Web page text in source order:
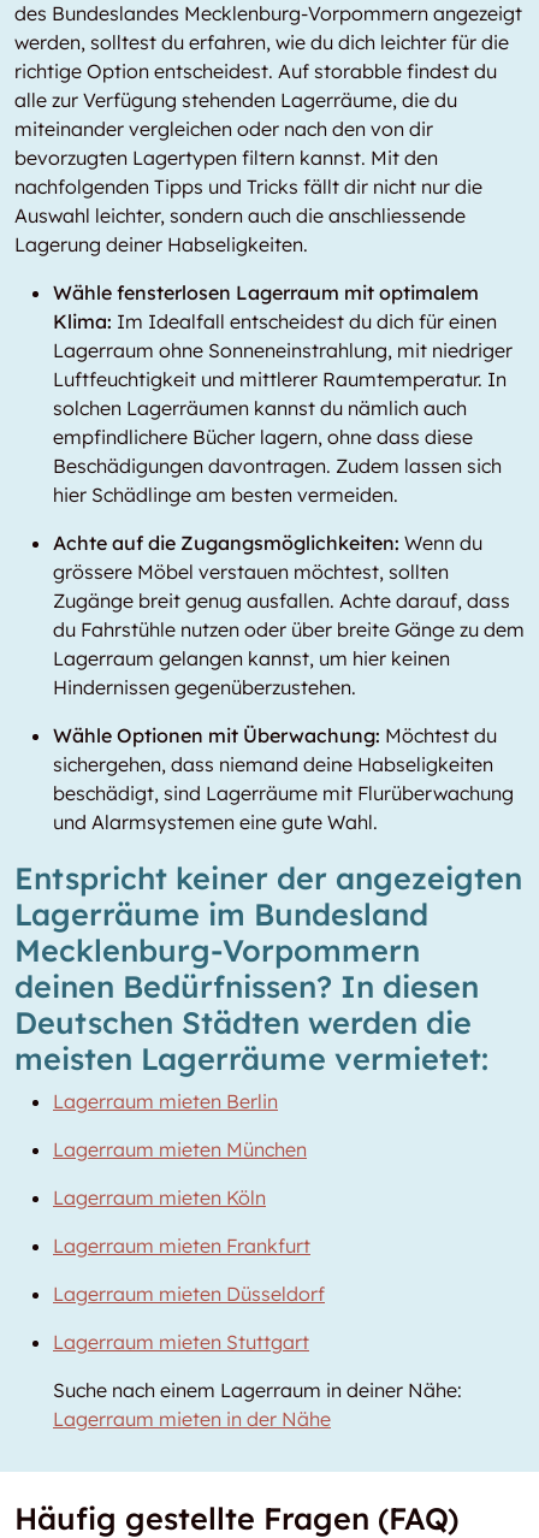
des Bundeslandes Mecklenburg-Vorpommern angezeigt
werden, solltest du erfahren, wie du dich leichter für die
richtige Option entscheidest. Auf storabble findest du
alle zur Verfügung stehenden Lagerräume, die du
miteinander vergleichen oder nach den von dir
bevorzugten Lagertypen filtern kannst. Mit den
nachfolgenden Tipps und Tricks fällt dir nicht nur die
Auswahl leichter, sondern auch die anschliessende
Lagerung deiner Habseligkeiten.
Wähle fensterlosen Lagerraum mit optimalem
Klima: Im Idealfall entscheidest du dich für einen
Lagerraum ohne Sonneneinstrahlung, mit niedriger
Luftfeuchtigkeit und mittlerer Raumtemperatur. In
solchen Lagerräumen kannst du nämlich auch
empfindlichere Bücher lagern, ohne dass diese
Beschädigungen davontragen. Zudem lassen sich
hier Schädlinge am besten vermeiden.
Achte auf die Zugangsmöglichkeiten: Wenn du
grössere Möbel verstauen möchtest, sollten
Zugänge breit genug ausfallen. Achte darauf, dass
du Fahrstühle nutzen oder über breite Gänge zu dem
Lagerraum gelangen kannst, um hier keinen
Hindernissen gegenüberzustehen.
Wähle Optionen mit Überwachung: Möchtest du
sichergehen, dass niemand deine Habseligkeiten
beschädigt, sind Lagerräume mit Flurüberwachung
und Alarmsystemen eine gute Wahl.
Entspricht keiner der angezeigten
Lagerräume im Bundesland
Mecklenburg-Vorpommern
deinen Bedürfnissen? In diesen
Deutschen Städten werden die
meisten Lagerräume vermietet:
Lagerraum mieten Berlin
Lagerraum mieten München
Lagerraum mieten Köln
Lagerraum mieten Frankfurt
Lagerraum mieten Düsseldorf
Lagerraum mieten Stuttgart
Suche nach einem Lagerraum in deiner Nähe:
Lagerraum mieten in der Nähe
Häufig gestellte Fragen (FAQ)